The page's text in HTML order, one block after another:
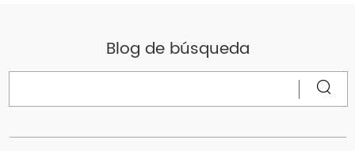
Blog de búsqueda